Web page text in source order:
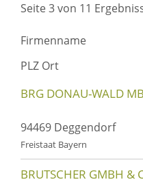
Seite 3 von 11
Firmenname
PLZ Ort
BRG DONAU-WALD
94469 Deggendorf
Freistaat Bayern
BRUTSCHER GMBH &